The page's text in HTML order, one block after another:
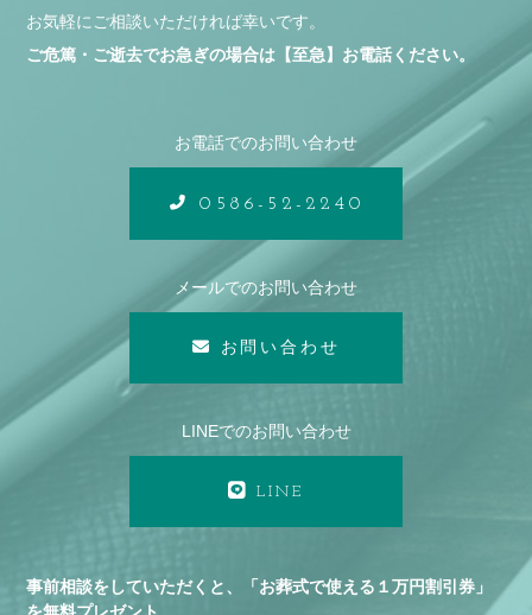
お気軽にご相談いただければ幸いです。
ご危篤・ご逝去でお急ぎの場合は【至急】お電話ください。
お電話でのお問い合わせ
0586-52-2240
メールでのお問い合わせ
お問い合わせ
LINEでのお問い合わせ
LINE
事前相談をしていただくと、「お葬式で使える１万円割引券」